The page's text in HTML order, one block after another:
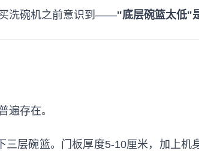
买洗碗机之前意识到——"底层碗篮太低"
遍存在。
层碗篮。门板厚度5-10厘米，加上